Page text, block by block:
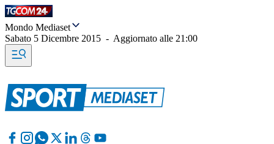
Mondo Mediaset
Sabato 5 Dicembre 2015 - Aggiornato alle 21:00